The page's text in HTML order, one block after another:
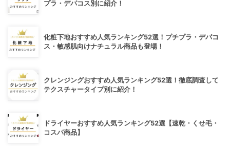
プラ・デパコス別に紹介！
化粧下地おすすめ人気ランキング52選！プチプラ・デパコ
ス・敏感肌向けナチュラル商品も登場！
クレンジングおすすめ人気ランキング52選！徹底調査して
テクスチャータイプ別に紹介！
ドライヤーおすすめ人気ランキング52選【速乾・くせ毛・
コスパ商品】